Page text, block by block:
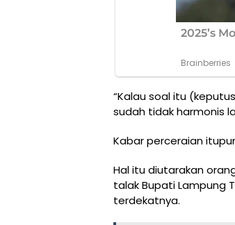
“Kalau soal itu
sudah tidak harmonis
Kabar perceraian
Hal itu diutarakan
talak Bupati Lampung
terdekatnya.